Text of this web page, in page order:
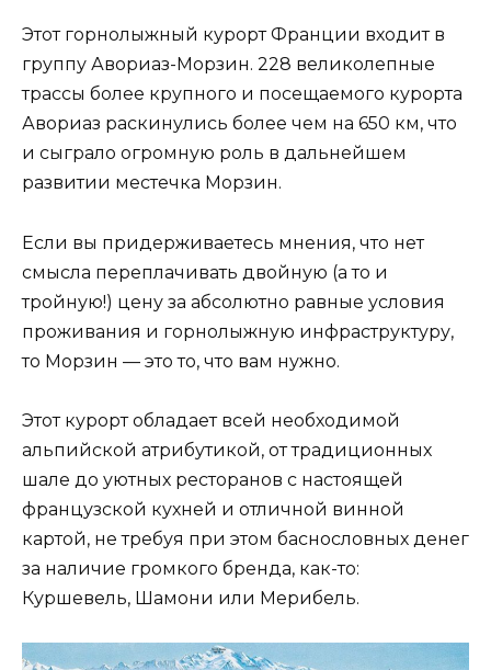
Этот горнолыжный курорт Франции входит в
группу Авориаз-Морзин. 228 великолепные
трассы более крупного и посещаемого курорта
Авориаз раскинулись более чем на 650 км, что
и сыграло огромную роль в дальнейшем
развитии местечка Морзин.
Если вы придерживаетесь мнения, что нет
смысла переплачивать двойную (а то и
тройную!) цену за абсолютно равные условия
проживания и горнолыжную инфраструктуру,
то Морзин — это то, что вам нужно.
Этот курорт обладает всей необходимой
альпийской атрибутикой, от традиционных
шале до уютных ресторанов с настоящей
французской кухней и отличной винной
картой, не требуя при этом баснословных денег
за наличие громкого бренда, как-то:
Куршевель, Шамони или Мерибель.